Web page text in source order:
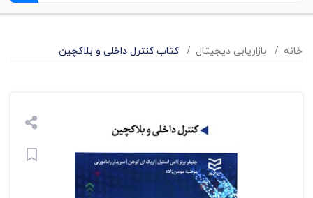
خانه بازاریابی دیجیتال کتاب کنترل داخلی و بلاکچین